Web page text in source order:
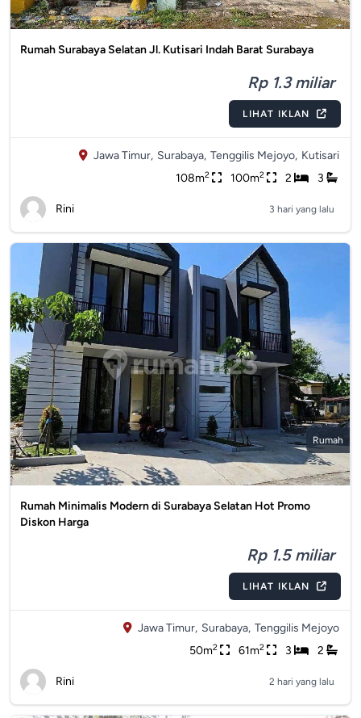
Rumah Surabaya Selatan Jl. Kutisari Indah Barat Surabaya
Rp 1.3 miliar
LIHAT IKLAN
Jawa Timur, Surabaya, Tenggilis Mejoyo, Kutisari
108m2 100m2 2 3
Rini 3 hari yang lalu
Rumah
Rumah Minimalis Modern di Surabaya Selatan Hot Promo
Diskon Harga
Rp 1.5 miliar
LIHAT IKLAN
Jawa Timur, Surabaya, Tenggilis Mejoyo
50m2 61m2 3 2
Rini 2 hari yang lalu